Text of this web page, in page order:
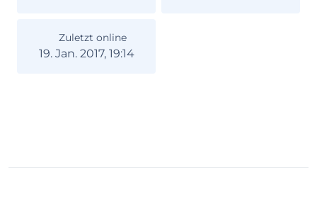
Zuletzt online
19. Jan. 2017, 19:14